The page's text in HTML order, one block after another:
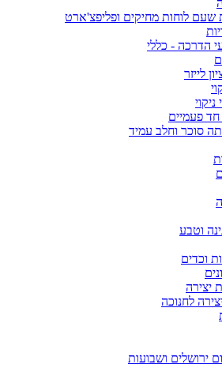
שעם לוחות מחיקים ופליפצ'ארט
הדרכה - כללי
לייזר
פעמיים
סוכר וחלב עמיד
וטבע
וכדים
יצירה
לחנוכה
ירושלים ושבועות